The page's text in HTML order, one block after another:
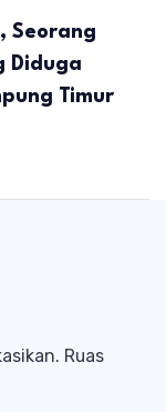
Seorang
Diduga
Timur
Ruas